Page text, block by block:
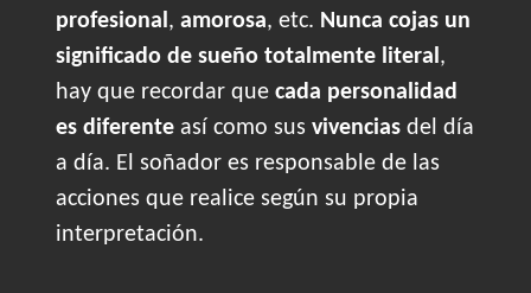
profesional, amorosa, etc. Nunca cojas un
significado de sueño totalmente literal,
hay que recordar que cada personalidad
es diferente así como sus vivencias del día
a día. El soñador es responsable de las
acciones que realice según su propia
interpretación.